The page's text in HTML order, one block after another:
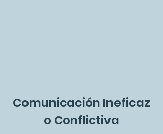
Comunicación Ineficaz
o Conflictiva